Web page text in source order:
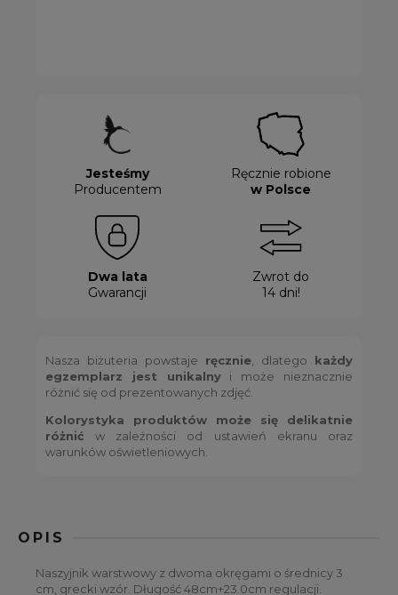
Jesteśmy
Producentem
Ręcznie robione
w Polsce
Dwa lata
Gwarancji
Zwrot do
14 dni!
Nasza biżuteria powstaje ręcznie, dlatego każdy
egzemplarz jest unikalnyi może nieznacznie
różnić się od prezentowanych zdjęć.
Kolorystyka produktów może się delikatnie
różnić w zależności od ustawień ekranu oraz
warunków oświetleniowych.
OPIS
Naszyjnik warstwowy z dwoma okręgami o średnicy 3
cm, grecki wzór. Długość 48cm+23.0cm regulacji.